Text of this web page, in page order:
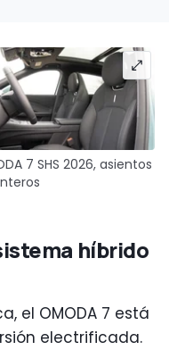
7 SHS 2026, asientos
híbrido
el OMODA 7 está
electrificada.